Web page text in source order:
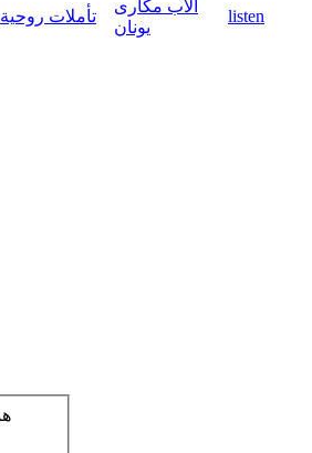
تأملات روحية
الاب مكارى
يونان
listen